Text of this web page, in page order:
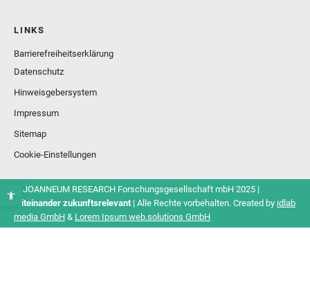
LINKS
Barrierefreiheitserklärung
Datenschutz
Hinweisgebersystem
Impressum
Sitemap
Cookie-Einstellungen
© JOANNEUM RESEARCH Forschungsgesellschaft mbH 2025 |
Miteinander zukunftsrelevant| Alle Rechte vorbehalten. Created by idlab
media GmbH & Lorem Ipsum web.solutions GmbH